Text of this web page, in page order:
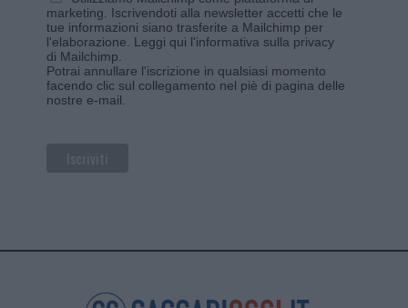
marketing. Iscrivendoti alla newsletter accetti che le
tue informazioni siano trasferite a Mailchimp per
l'elaborazione. Leggi qui l'informativa sulla privacy
di Mailchimp
Potrai annullare l'iscrizione in qualsiasi momento
facendo clic sul collegamento nel piè di pagina delle
nostre e-mail.